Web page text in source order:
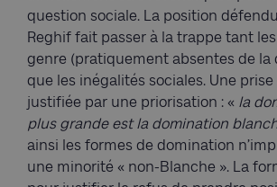
question sociale. La position
Reghif fait passer à la trappe tant
genre (pratiquement absentes de la
que les inégalités sociales. Une
justifiée par une priorisation : « la
plus grande est la domination
ainsi les formes de domination
une minorité « non-Blanche ». La